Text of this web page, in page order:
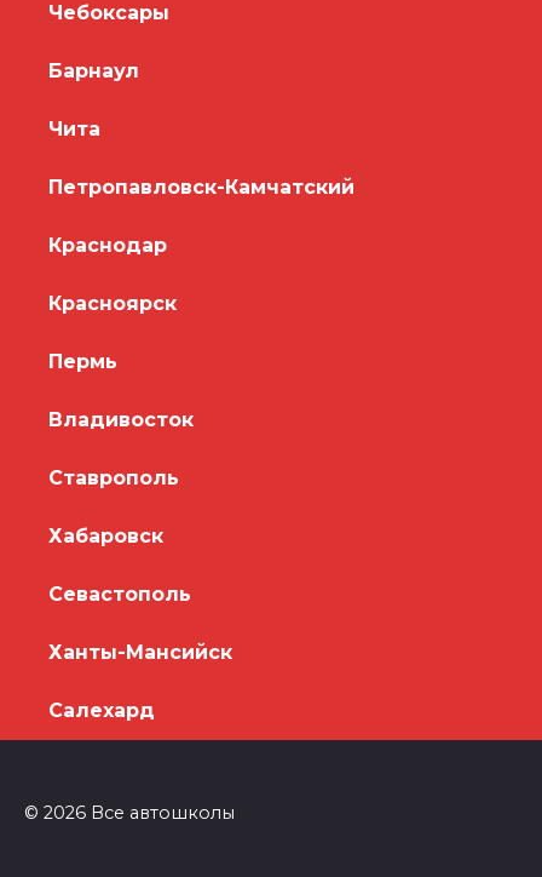
Чебоксары
Барнаул
Чита
Петропавловск-Камчатский
Краснодар
Красноярск
Пермь
Владивосток
Ставрополь
Хабаровск
Севастополь
Ханты-Мансийск
Салехард
© 2026 Все автошколы